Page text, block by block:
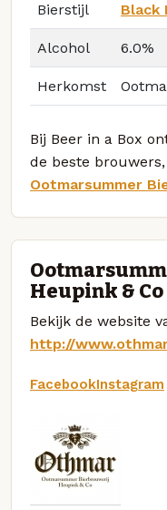
Bierstijl Black
Alcohol 6.0%
Herkomst
Bij Beer in a Box
de beste
Ootmarsummer
Heupink &
Bekijk de website
http://
FacebookInstagram